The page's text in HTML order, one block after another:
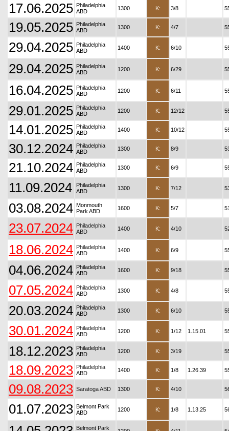
17.06.2025 Philadelphia
ABD
1300 K: 3/8
19.05.2025 Philadelphia
ABD
1300 K: 4/7
29.04.2025 Philadelphia
ABD
1400 K: 6/10
29.04.2025 Philadelphia
ABD
1200 K: 6/29
16.04.2025 Philadelphia
ABD
1200 K: 6/11
29.01.2025 Philadelphia
ABD
1200 K: 12/12
14.01.2025 Philadelphia
ABD
1400 K: 10/12
30.12.2024 Philadelphia
ABD
1300 K: 8/9
21.10.2024 Philadelphia
ABD
1300 K: 6/9
11.09.2024
Philadelphia
ABD
1300 K: 7/12
03.08.2024 Monmouth
Park ABD
1600 K: 5/7
23.07.2024 Philadelphia
ABD
1400 K: 4/10
18.06.2024 Philadelphia
ABD
1400 K: 6/9
04.06.2024 Philadelphia
ABD
1600 K: 9/18
07.05.2024 Philadelphia
ABD
1300 K: 4/8
20.03.2024 Philadelphia
ABD
1300 K: 6/10
30.01.2024 Philadelphia
ABD
1200 K: 1/12 1.15.01
18.12.2023 Philadelphia
ABD
1200 K: 3/19
18.09.2023 Philadelphia
ABD
1400 K: 1/8 1.26.39
09.08.2023 Saratoga ABD 1300 K: 4/10
01.07.2023 Belmont Park
ABD
1200 K: 1/8 1.13.25
Belmont Park